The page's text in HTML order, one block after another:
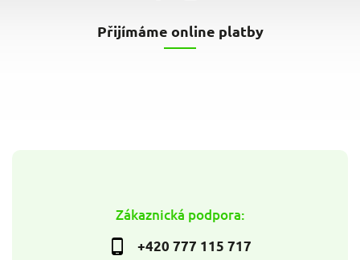
Zákaznická podpora:
+420 777 115 717
Přijímáme online platby